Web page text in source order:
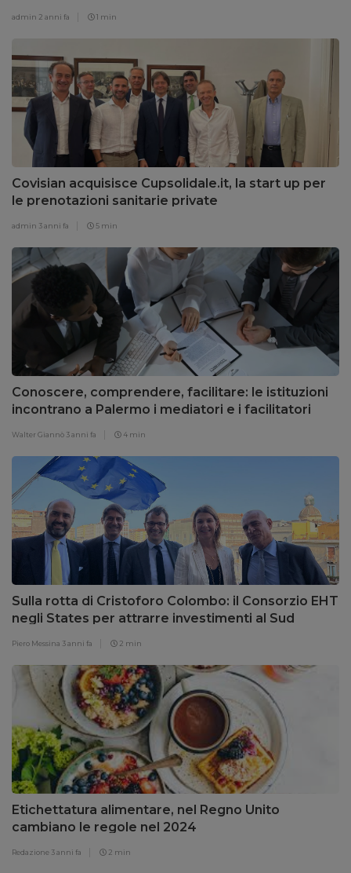
admin 2 anni fa 1 min
Covisian acquisisce Cupsolidale.it, la start up per
le prenotazioni sanitarie private
admin 3 anni fa 5 min
Conoscere, comprendere, facilitare: le istituzioni
incontrano a Palermo i mediatori e i facilitatori
Walter Giannò 3 anni fa 4 min
Sulla rotta di Cristoforo Colombo: il Consorzio EHT
negli States per attrarre investimenti al Sud
Piero Messina 3 anni fa 2 min
Etichettatura alimentare, nel Regno Unito
cambiano le regole nel 2024
Redazione 3 anni fa 2 min